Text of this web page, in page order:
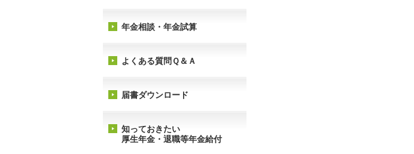
年金相談・年金試算
よくある質問Ｑ＆Ａ
届書ダウンロード
知っておきたい
厚生年金・退職等年金給付